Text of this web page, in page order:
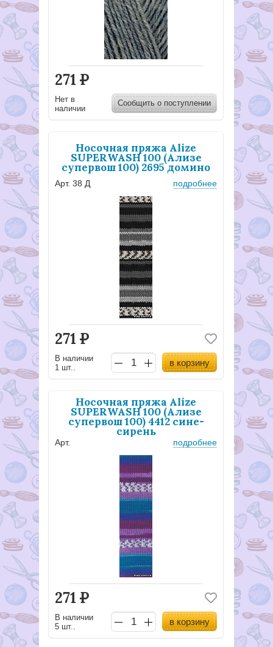
271 Р
Нет в
наличии
Сообщить о поступлении
Носочная пряжа Alize
SUPERWASH 100 (Ализе
супервош 100) 2695 домино
Арт. 38 Д подробнее
271 Р
В наличии
1 шт..
в корзину
Носочная пряжа Alize
SUPERWASH 100 (Ализе
супервош 100) 4412 сине-
сирень
Арт. подробнее
271 Р
В наличии
5 шт..
в корзину